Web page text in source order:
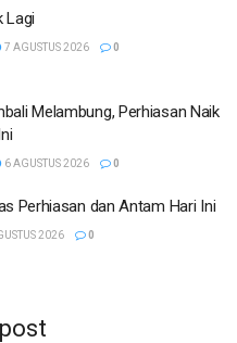
Lagi
7 AGUSTUS 2026 0
Melambung, Perhiasan Naik
6 AGUSTUS 2026 0
Perhiasan dan Antam Hari Ini
2026 0